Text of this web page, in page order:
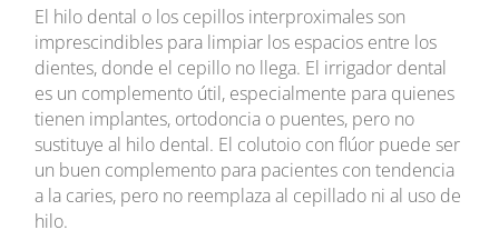
El hilo dental o los cepillos interproximales son
imprescindibles para limpiar los espacios entre los
dientes, donde el cepillo no llega. El irrigador dental
es un complemento útil, especialmente para quienes
tienen implantes, ortodoncia o puentes, pero no
sustituye al hilo dental. El colutoio con flúor puede ser
un buen complemento para pacientes con tendencia
a la caries, pero no reemplaza al cepillado ni al uso de
hilo.